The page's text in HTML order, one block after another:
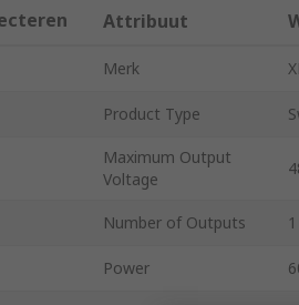
Attribuut
Merk
Product Type
Maximum Output
Voltage
Number of Outputs 1
Power